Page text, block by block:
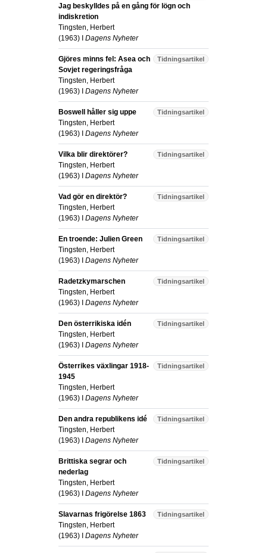
Jag beskylldes på en gång för lögn och
indiskretion
Tingsten, Herbert
(1963) I Dagens Nyheter
Tidningsartikel
Gjöres minns fel: Asea och
Sovjet regeringsfråga
Tingsten, Herbert
(1963) I Dagens Nyheter
Tidningsartikel
Boswell håller sig uppe
Tingsten, Herbert
(1963) I Dagens Nyheter
Tidningsartikel
Vilka blir direktörer?
Tingsten, Herbert
(1963) I Dagens Nyheter
Tidningsartikel
Vad gör en direktör?
Tingsten, Herbert
(1963) I Dagens Nyheter
Tidningsartikel
En troende: Julien Green
Tingsten, Herbert
(1963) I Dagens Nyheter
Tidningsartikel
Radetzkymarschen
Tingsten, Herbert
(1963) I Dagens Nyheter
Tidningsartikel
Den österrikiska idén
Tingsten, Herbert
(1963) I Dagens Nyheter
Tidningsartikel
Österrikes växlingar 1918-
1945
Tingsten, Herbert
(1963) I Dagens Nyheter
Tidningsartikel
Den andra republikens idé
Tingsten, Herbert
(1963) I Dagens Nyheter
Tidningsartikel
Brittiska segrar och
nederlag
Tingsten, Herbert
(1963) I Dagens Nyheter
Tidningsartikel
Slavarnas frigörelse 1863
Tingsten, Herbert
(1963) I Dagens Nyheter